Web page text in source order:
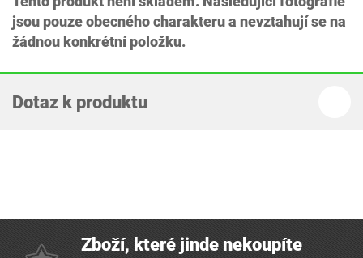
jsou pouze obecného charakteru a nevztahují se na
žádnou konkrétní položku.
Dotaz k produktu
Zboží, které jinde nekoupíte